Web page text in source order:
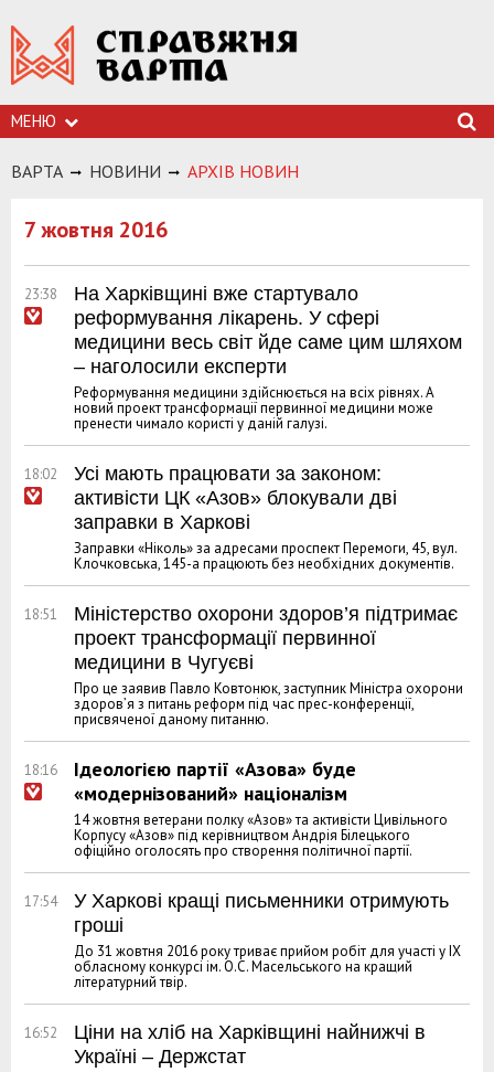
МЕНЮ
ВАРТА НОВИНИ АРХIВ НОВИН
7 жовтня 2016
23:38
На Харківщині вже стартувало
реформування лікарень. У сфері
медицини весь світ йде саме цим шляхом
– наголосили експерти
Реформування медицини здійснюється на всіх рівнях. А
новий проект трансформації первинної медицини може
пренести чимало користі у даній галузі.
18:02
Усі мають працювати за законом:
активісти ЦК «Азов» блокували дві
заправки в Харкові
Заправки «Ніколь» за адресами проспект Перемоги, 45, вул.
Клочковська, 145-а працюють без необхідних документів.
18:51
Міністерство охорони здоров’я підтримає
проект трансформації первинної
медицини в Чугуєві
Про це заявив Павло Ковтонюк, заступник Міністра охорони
здоров’я з питань реформ під час прес-конференції,
присвяченої даному питанню.
18:16
Ідеологією партії «Азова» буде
«модернізований» націоналізм
14 жовтня ветерани полку «Азов» та активісти Цивільного
Корпусу «Азов» під керівництвом Андрія Білецького
офіційно оголосять про створення політичної партії.
17:54
У Харкові кращі письменники отримують
гроші
До 31 жовтня 2016 року триває прийом робіт для участі у ІX
обласному конкурсі ім. О.С. Масельського на кращий
літературний твір.
16:52
Ціни на хліб на Харківщині найнижчі в
Україні – Держстат